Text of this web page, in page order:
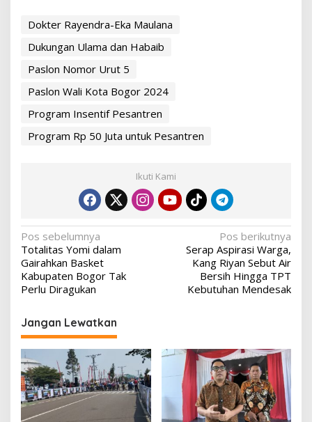
Dokter Rayendra-Eka Maulana
Dukungan Ulama dan Habaib
Paslon Nomor Urut 5
Paslon Wali Kota Bogor 2024
Program Insentif Pesantren
Program Rp 50 Juta untuk Pesantren
Ikuti Kami
Navigasi
pos
Pos sebelumnya
Totalitas Yomi dalam
Gairahkan Basket
Kabupaten Bogor Tak
Perlu Diragukan
Pos berikutnya
Serap Aspirasi Warga,
Kang Riyan Sebut Air
Bersih Hingga TPT
Kebutuhan Mendesak
Jangan Lewatkan